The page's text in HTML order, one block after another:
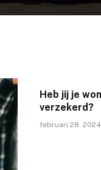
Heb jij je
verzekerd?
februari 28, 2024